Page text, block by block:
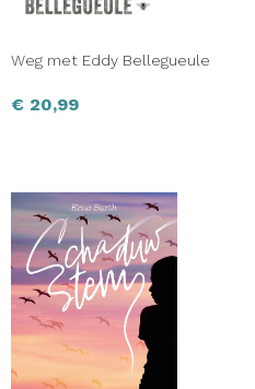
Weg met Eddy Bellegueule
€ 20,99